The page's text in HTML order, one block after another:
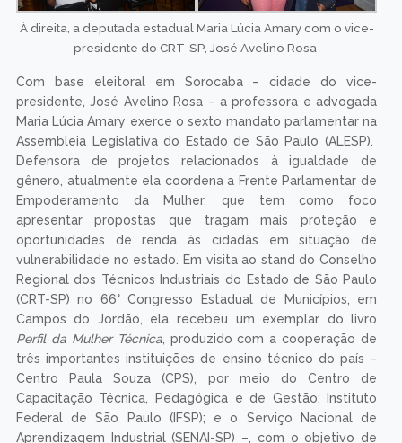
À direita, a deputada estadual Maria Lúcia Amary com o vice-
presidente do CRT-SP, José Avelino Rosa
Com base eleitoral em Sorocaba – cidade do vice-
presidente, José Avelino Rosa – a professora e advogada
Maria Lúcia Amary exerce o sexto mandato parlamentar na
Assembleia Legislativa do Estado de São Paulo (ALESP).
Defensora de projetos relacionados à igualdade de
gênero, atualmente ela coordena a Frente Parlamentar de
Empoderamento da Mulher, que tem como foco
apresentar propostas que tragam mais proteção e
oportunidades de renda às cidadãs em situação de
vulnerabilidade no estado. Em visita ao stand do Conselho
Regional dos Técnicos Industriais do Estado de São Paulo
(CRT-SP) no 66° Congresso Estadual de Municípios, em
Campos do Jordão, ela recebeu um exemplar do livro
Perfil da Mulher Técnica, produzido com a cooperação de
três importantes instituições de ensino técnico do país –
Centro Paula Souza (CPS), por meio do Centro de
Capacitação Técnica, Pedagógica e de Gestão; Instituto
Federal de São Paulo (IFSP); e o Serviço Nacional de
Aprendizagem Industrial (SENAI-SP) –, com o objetivo de